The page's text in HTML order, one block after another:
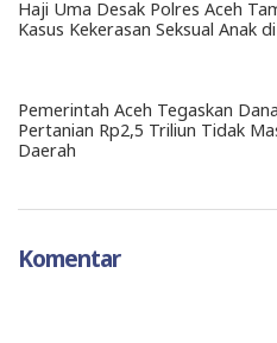
Haji Uma Desak Polres Aceh
Kasus Kekerasan Seksual Anak
Pemerintah Aceh Tegaskan
Pertanian Rp2,5 Triliun Tidak
Daerah
Komentar